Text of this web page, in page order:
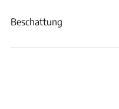
Beschattung